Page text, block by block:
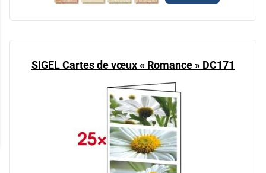
SIGEL Cartes de vœux « Romance » DC171